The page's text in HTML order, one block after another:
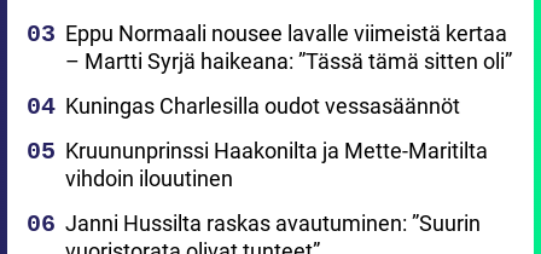
Eppu Normaali nousee lavalle viimeistä kertaa
– Martti Syrjä haikeana: ”Tässä tämä sitten oli”
Kuningas Charlesilla oudot vessasäännöt
Kruununprinssi Haakonilta ja Mette-Maritilta
vihdoin ilouutinen
Janni Hussilta raskas avautuminen: ”Suurin